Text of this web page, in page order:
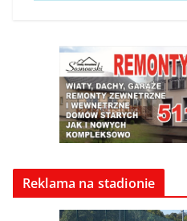
Reklama na stadionie